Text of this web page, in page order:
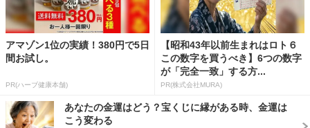
アマゾン1位の実績！380円で5日
間お試し。
PR(ハーブ健康本舗)
【昭和43年以前生まれはロト６
この数字を買うべき】6つの数字
が「完全一致」する方...
PR(株式会社MURA)
あなたの金運はどう？宝くじに縁がある時、金運は
こう変わる